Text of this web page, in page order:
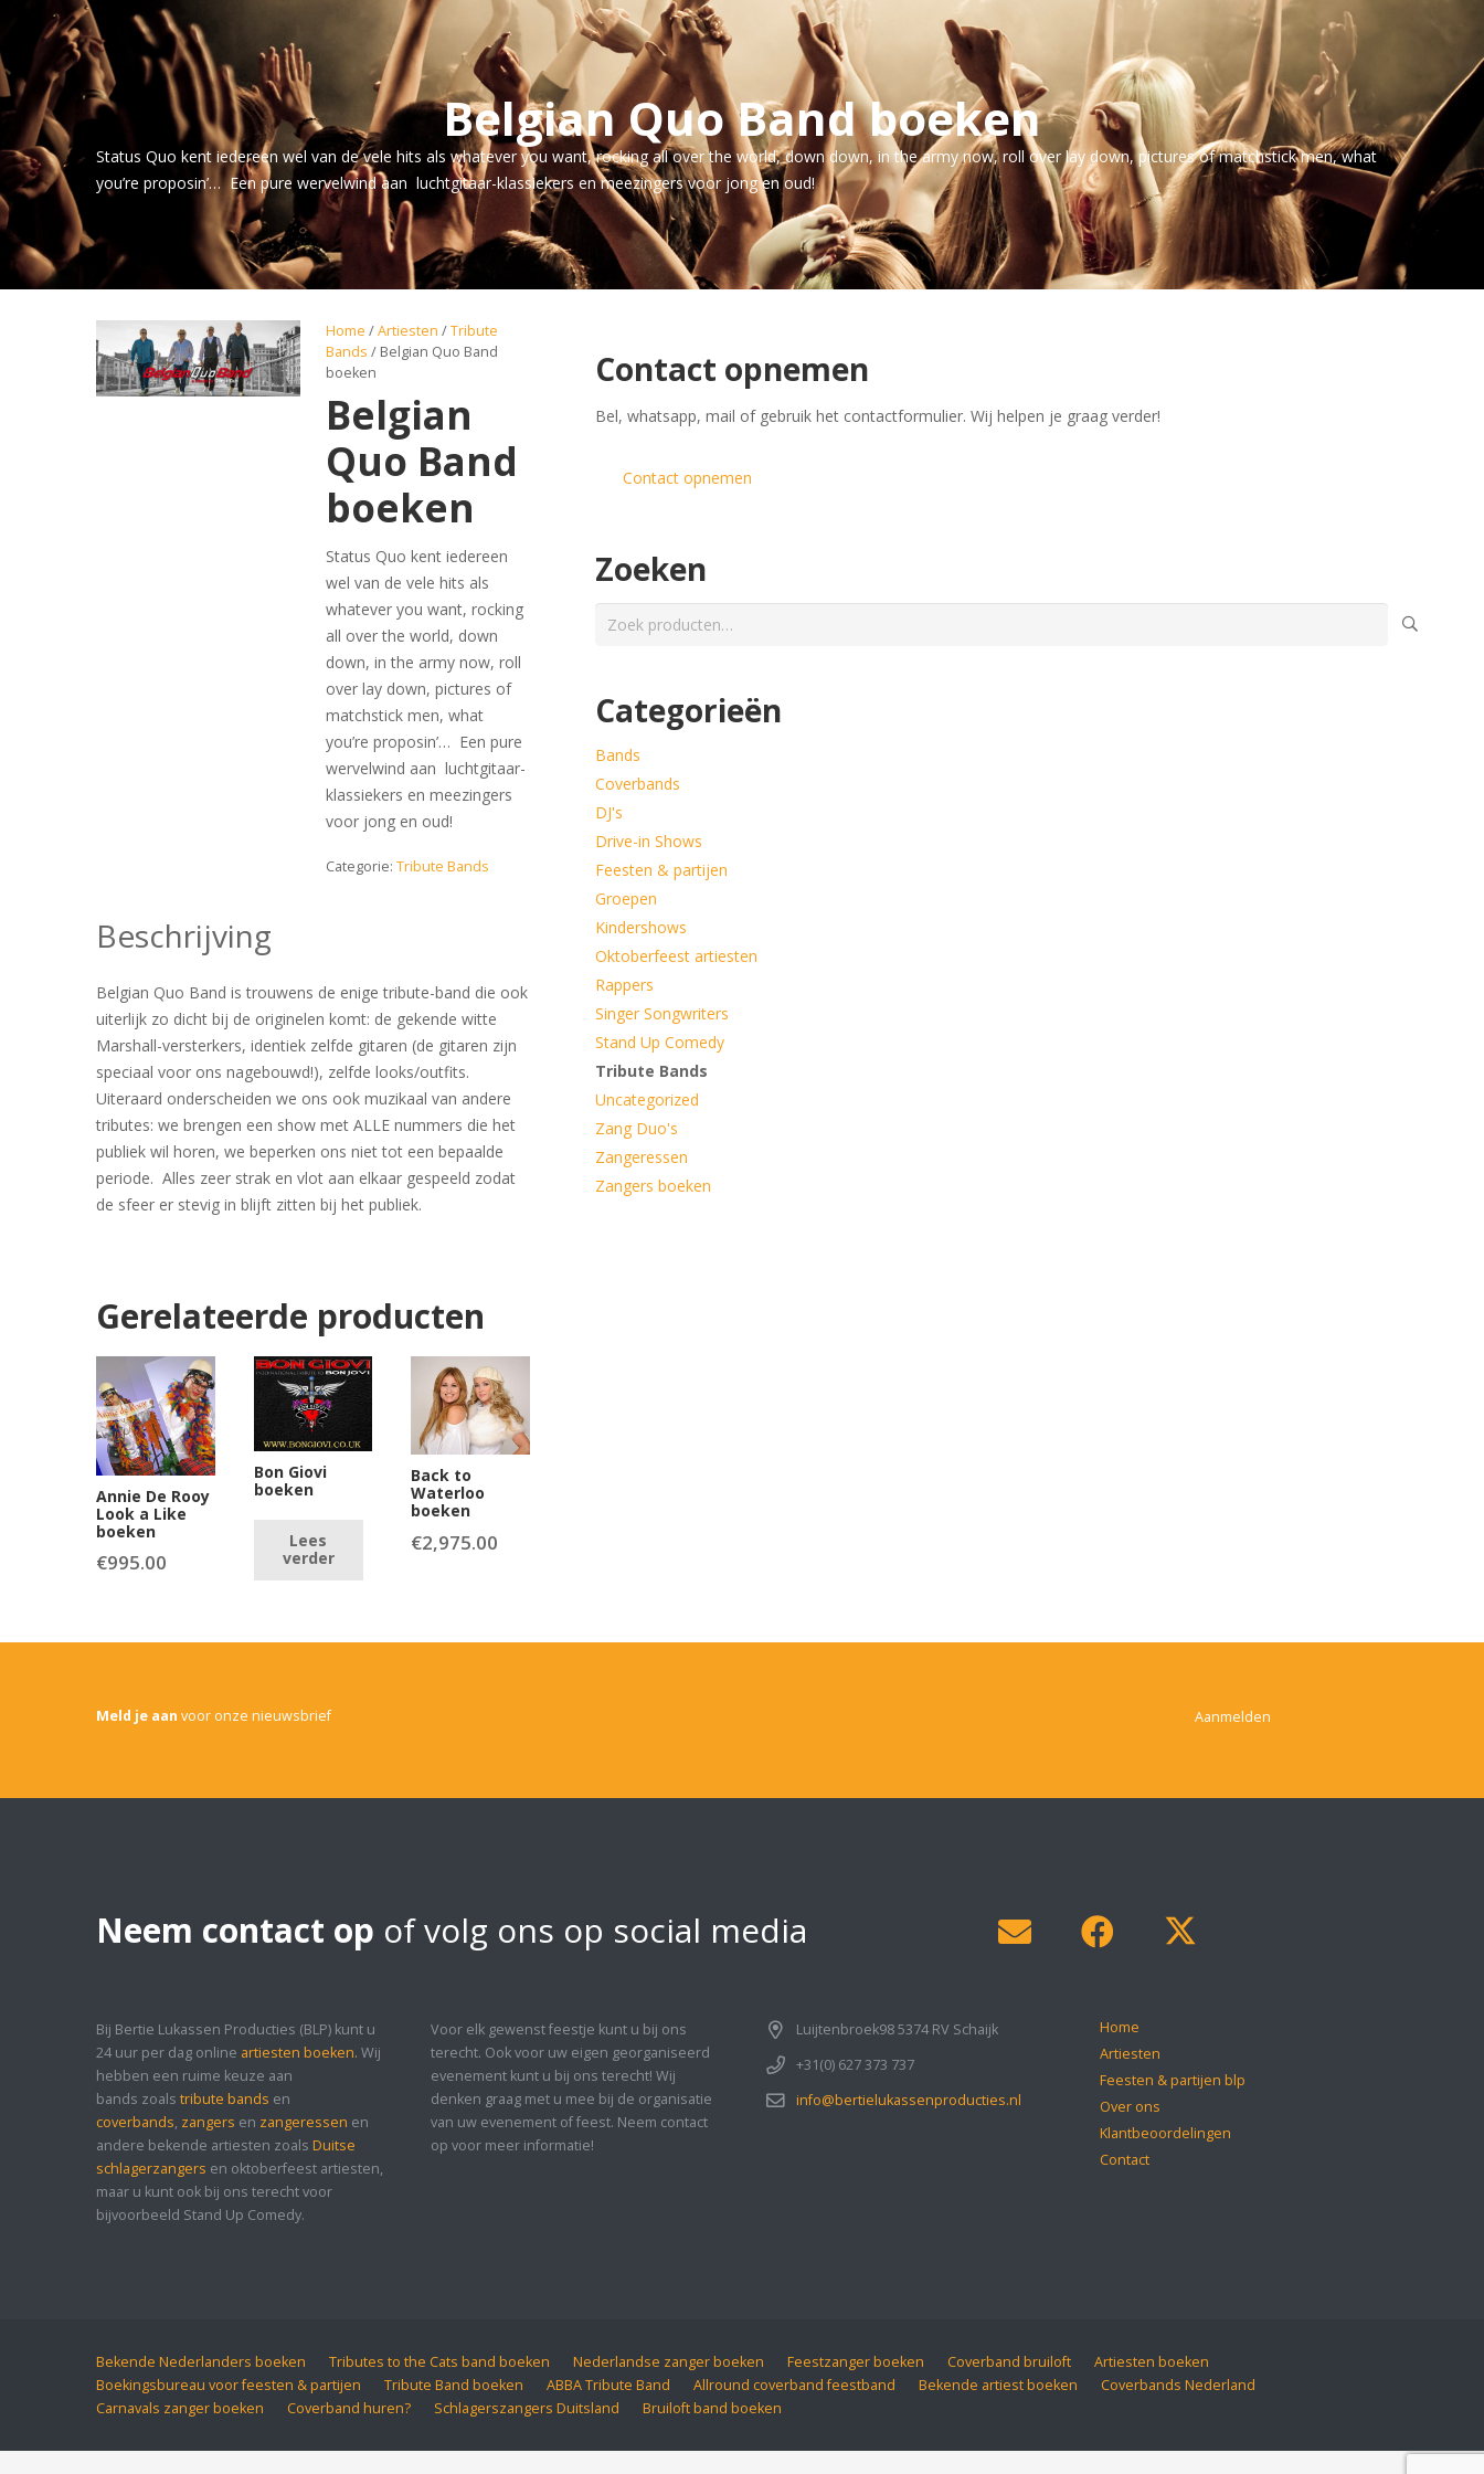
Belgian Quo Band boeken
Status Quo kent iedereen wel van de vele hits als whatever you want, rocking all over the world, down down, in the army now, roll over lay down, pictures of matchstick men, what
you’re proposin’… Een pure wervelwind aan luchtgitaar-klassiekers en meezingers voor jong en oud!
Home /Artiesten /Tribute
Bands / Belgian Quo Band
boeken
Belgian
Quo Band
boeken
Status Quo kent iedereen
wel van de vele hits als
whatever you want, rocking
all over the world, down
down, in the army now, roll
over lay down, pictures of
matchstick men, what
you’re proposin’… Een pure
wervelwind aan luchtgitaar-
klassiekers en meezingers
voor jong en oud!
Categorie:Tribute Bands
Beschrijving
Belgian Quo Band is trouwens de enige tribute-band die ook
uiterlijk zo dicht bij de originelen komt: de gekende witte
Marshall-versterkers, identiek zelfde gitaren (de gitaren zijn
speciaal voor ons nagebouwd!), zelfde looks/outfits.
Uiteraard onderscheiden we ons ook muzikaal van andere
tributes: we brengen een show met ALLE nummers die het
publiek wil horen, we beperken ons niet tot een bepaalde
periode. Alles zeer strak en vlot aan elkaar gespeeld zodat
de sfeer er stevig in blijft zitten bij het publiek.
Gerelateerde producten
Annie De Rooy
Look a Like
boeken
€995.00
Bon Giovi
boeken
Lees
verder
Back to
Waterloo
boeken
€2,975.00
Contact opnemen
​Bel, whatsapp, mail of gebruik het contactformulier. Wij helpen je graag verder!
Contact opnemen
Zoeken
Zoeken
Categorieën
Bands
Coverbands
DJ's
Drive-in Shows
Feesten & partijen
Groepen
Kindershows
Oktoberfeest artiesten
Rappers
Singer Songwriters
Stand Up Comedy
Tribute Bands
Uncategorized
Zang Duo's
Zangeressen
Zangers boeken
Meld je aan voor onze nieuwsbrief Aanmelden
Neem contact op of volg ons op social media
Bij Bertie Lukassen Producties (BLP) kunt u
24 uur per dag online artiesten boeken. Wij
hebben een ruime keuze aan
bands zoals tribute bands en
coverbands, zangers en zangeressen en
andere bekende artiesten zoals Duitse
schlagerzangers en oktoberfeest artiesten,
maar u kunt ook bij ons terecht voor
bijvoorbeeld Stand Up Comedy.
Voor elk gewenst feestje kunt u bij ons
terecht. Ook voor uw eigen georganiseerd
evenement kunt u bij ons terecht! Wij
denken graag met u mee bij de organisatie
van uw evenement of feest. Neem contact
op voor meer informatie!
Luijtenbroek98 5374 RV Schaijk
+31(0) 627 373 737
info@bertielukassenproducties.nl
Home
Artiesten
Feesten & partijen blp
Over ons
Klantbeoordelingen
Contact
Bekende Nederlanders boeken Tributes to the Cats band boeken Nederlandse zanger boeken Feestzanger boeken Coverband bruiloft
Artiesten boeken
Boekingsbureau voor feesten & partijen
Tribute Band boeken ABBA Tribute Band Allround coverband feestband Bekende artiest boeken
Coverbands Nederland
Carnavals zanger boeken
Coverband huren? Schlagerszangers Duitsland Bruiloft band boeken